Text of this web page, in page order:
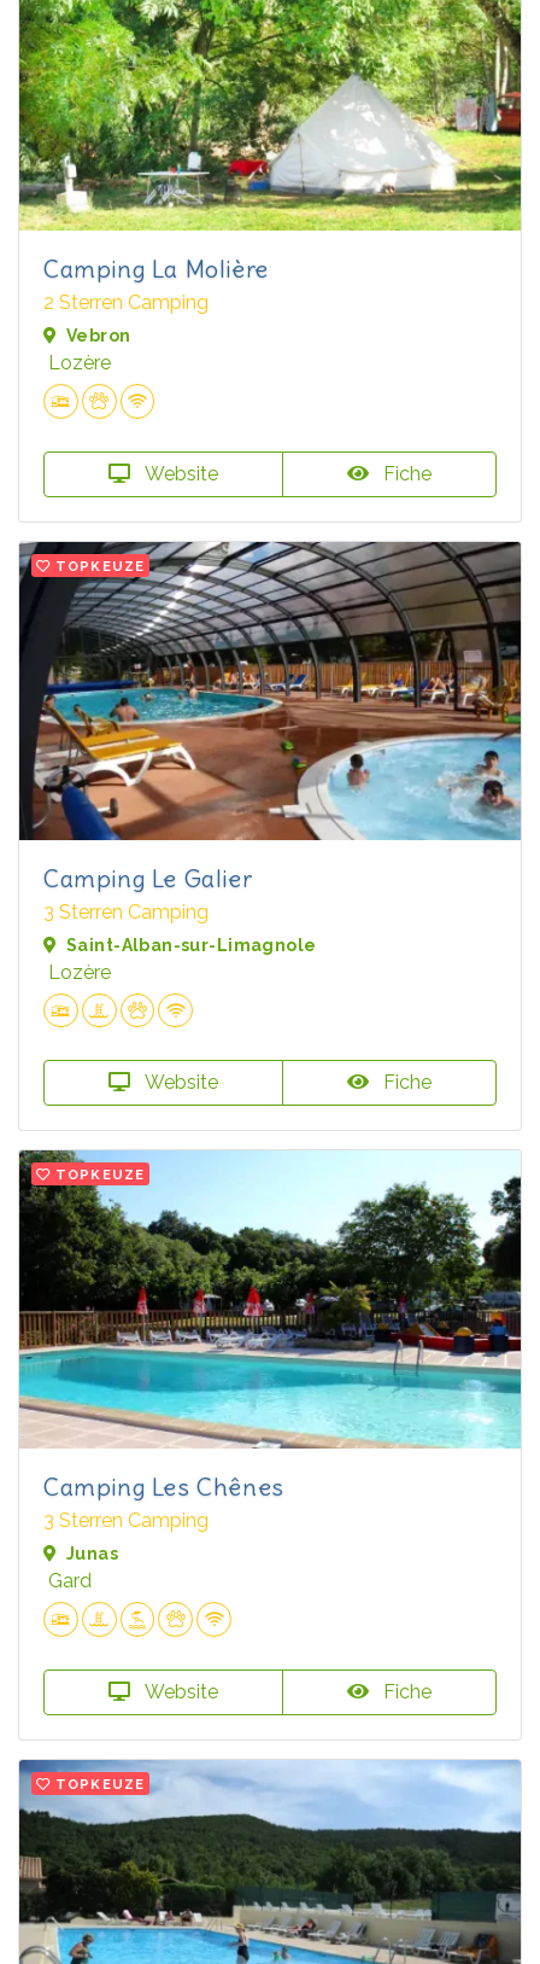
Camping La Molière
2 Sterren Camping
Vebron
Lozère
Website Fiche
TOPKEUZE
Camping Le Galier
3 Sterren Camping
Saint-Alban-sur-Limagnole
Lozère
Website Fiche
TOPKEUZE
Camping Les Chênes
3 Sterren Camping
Junas
Gard
Website Fiche
TOPKEUZE